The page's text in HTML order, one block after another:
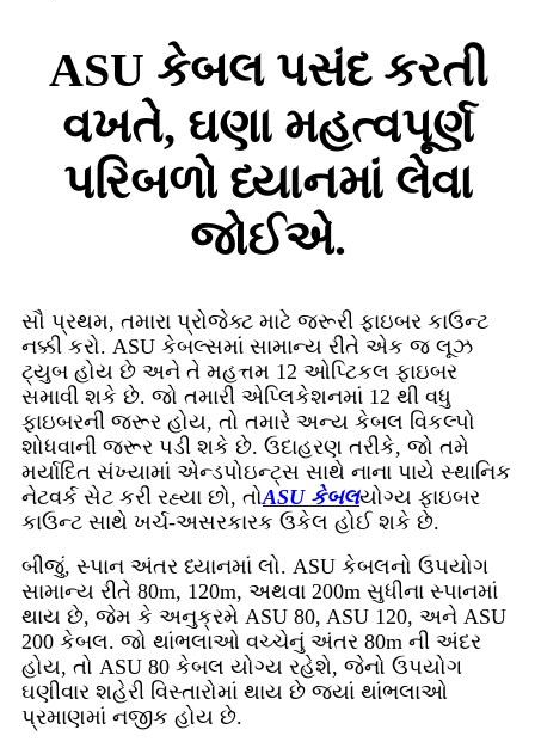
ASU કેબલ પસંદ કરતી
વખતે, ઘણા મહત્વપૂર્ણ
પરિબળો ધ્યાનમાં લેવા
જોઈએ.
સૌ પ્રથમ, તમારા પ્રોજેક્ટ માટે જરૂરી ફાઇબર કાઉન્ટ
નક્કી કરો. ASU કેબલ્સમાં સામાન્ય રીતે એક જ લૂઝ
ટ્યુબ હોય છે અને તે મહત્તમ 12 ઓપ્ટિકલ ફાઇબર
સમાવી શકે છે. જો તમારી એપ્લિકેશનમાં 12 થી વધુ
ફાઇબરની જરૂર હોય, તો તમારે અન્ય કેબલ વિકલ્પો
શોધવાની જરૂર પડી શકે છે. ઉદાહરણ તરીકે, જો તમે
મર્યાદિત સંખ્યામાં એન્ડપોઇન્ટ્સ સાથે નાના પાયે સ્થાનિક
નેટવર્ક સેટ કરી રહ્યા છો, તોASU કેબલયોગ્ય ફાઇબર
કાઉન્ટ સાથે ખર્ચ-અસરકારક ઉકેલ હોઈ શકે છે.
બીજું, સ્પાન અંતર ધ્યાનમાં લો. ASU કેબલનો ઉપયોગ
સામાન્ય રીતે 80m, 120m, અથવા 200m સુધીના સ્પાનમાં
થાય છે, જેમ કે અનુક્રમે ASU 80, ASU 120, અને ASU
200 કેબલ. જો થાંભલાઓ વચ્ચેનું અંતર 80m ની અંદર
હોય, તો ASU 80 કેબલ યોગ્ય રહેશે, જેનો ઉપયોગ
ઘણીવાર શહેરી વિસ્તારોમાં થાય છે જ્યાં થાંભલાઓ
પ્રમાણમાં નજીક હોય છે.